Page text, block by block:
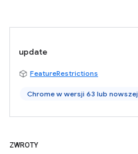
update
FeatureRestrictions
Chrome w wersji 63 lub nowszej
ZWROTY